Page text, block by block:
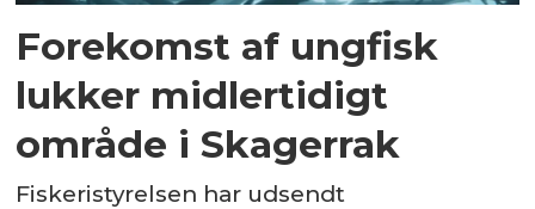
Forekomst af ungfisk
lukker midlertidigt
område i Skagerrak
Fiskeristyrelsen har udsendt